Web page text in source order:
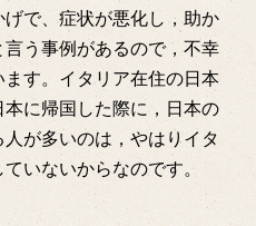
で、症状が悪化し，助か
う事例があるので，不幸
す。イタリア在住の日本
に帰国した際に，日本の
が多いのは，やはりイタ
いないからなのです。